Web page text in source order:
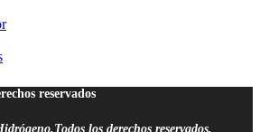
reservados
los derechos reservados.